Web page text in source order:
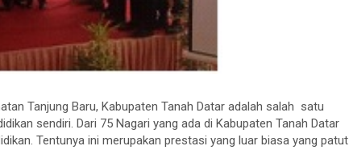
Tanjung Baru, Kabupaten Tanah Datar adalah salah satu
sendiri. Dari 75 Nagari yang ada di Kabupaten Tanah Datar
Tentunya ini merupakan prestasi yang luar biasa yang patut